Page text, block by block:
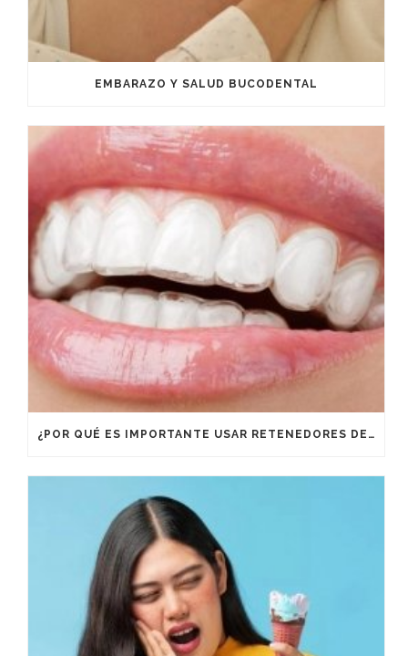
EMBARAZO Y SALUD BUCODENTAL
¿POR QUÉ ES IMPORTANTE USAR RETENEDORES DESPUÉS DE UN TRATAMIENTO DE ORTODONCIA?